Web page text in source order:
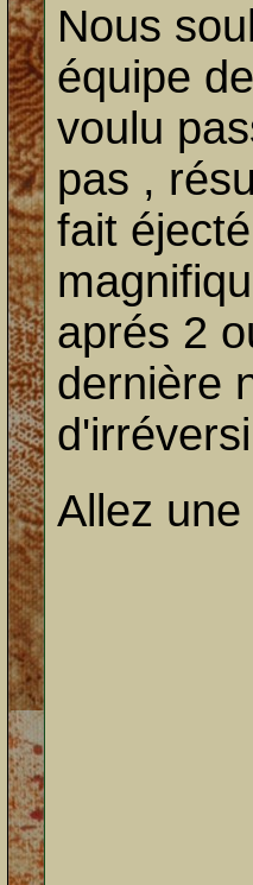
Nous
équipe
voulu
pas ,
fait
aprés 2
dernière
Allez